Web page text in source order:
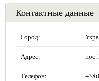
Контактные данные
Город:
Адрес: пос.
Телефон: